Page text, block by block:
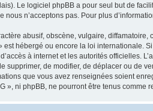
Le logiciel phpBB a pour seul but de
n’acceptons pas. Pour plus
abusif, obscène, vulgaire,
hébergé ou encore la loi internationale.
à internet et les autorités officielles.
supprimer, de modifier, de déplacer ou de
que vous avez renseignées soient
», ni phpBB, ne pourront être tenus